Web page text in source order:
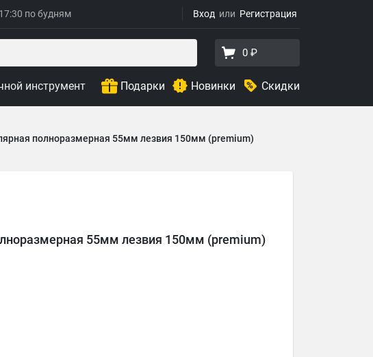
Вход Регистрация
по будням
0 ₽
инструмент Подарки Новинки Скидки
полноразмерная 55мм лезвия 150мм (premium)
55мм лезвия 150мм (premium)